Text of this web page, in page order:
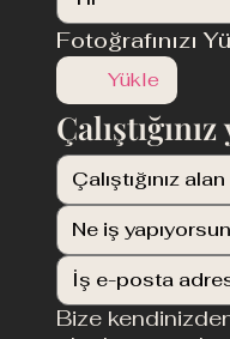
Fotoğrafınızı
Yükle
Bize